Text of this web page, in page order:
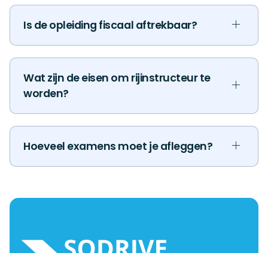
Is de opleiding fiscaal aftrekbaar?
Wat zijn de eisen om rijinstructeur te
worden?
Hoeveel examens moet je afleggen?